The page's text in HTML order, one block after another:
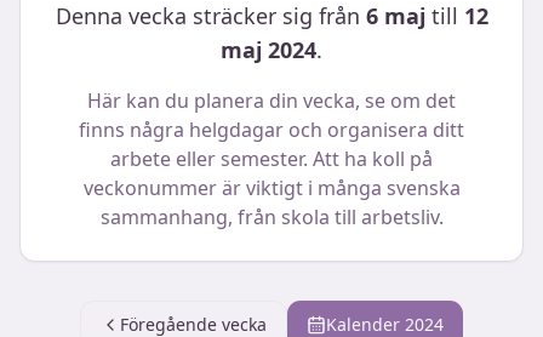
Denna vecka sträcker sig från 6 maj till 12
maj 2024.
Här kan du planera din vecka, se om det
finns några helgdagar och organisera ditt
arbete eller semester. Att ha koll på
veckonummer är viktigt i många svenska
sammanhang, från skola till arbetsliv.
Föregående vecka Kalender 2024